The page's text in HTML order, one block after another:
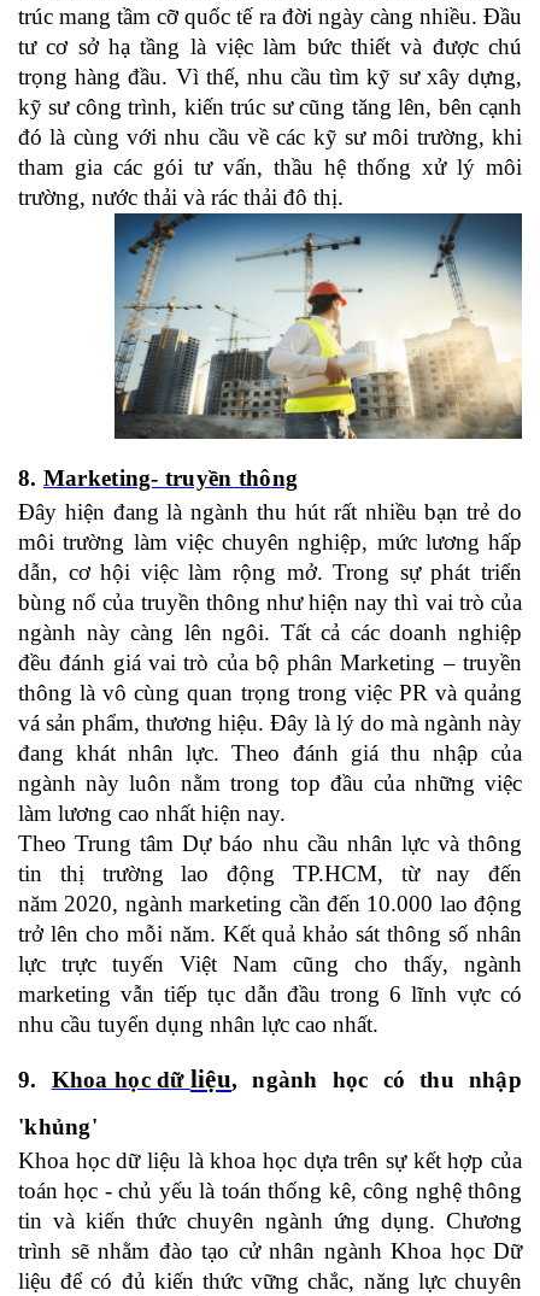
trúc mang tầm cỡ quốc tế ra đời ngày càng nhiều. Đầu
tư cơ sở hạ tầng là việc làm bức thiết và được chú
trọng hàng đầu. Vì thế, nhu cầu tìm kỹ sư xây dựng,
kỹ sư công trình, kiến trúc sư cũng tăng lên, bên cạnh
đó là cùng với nhu cầu về các kỹ sư môi trường, khi
tham gia các gói tư vấn, thầu hệ thống xử lý môi
trường, nước thải và rác thải đô thị.
8. Marketing- truyền thông
Đây hiện đang là ngành thu hút rất nhiều bạn trẻ do
môi trường làm việc chuyên nghiệp, mức lương hấp
dẫn, cơ hội việc làm rộng mở. Trong sự phát triển
bùng nổ của truyền thông như hiện nay thì vai trò của
ngành này càng lên ngôi. Tất cả các doanh nghiệp
đều đánh giá vai trò của bộ phân Marketing – truyền
thông là vô cùng quan trọng trong việc PR và quảng
vá sản phẩm, thương hiệu. Đây là lý do mà ngành này
đang khát nhân lực. Theo đánh giá thu nhập của
ngành này luôn nằm trong top đầu của những việc
làm lương cao nhất hiện nay.
Theo Trung tâm Dự báo nhu cầu nhân lực và thông
tin thị trường lao động TP.HCM, từ nay đến
năm 2020, ngành marketing cần đến 10.000 lao động
trở lên cho mỗi năm. Kết quả khảo sát thông số nhân
lực trực tuyến Việt Nam cũng cho thấy, ngành
marketing vẫn tiếp tục dẫn đầu trong 6 lĩnh vực có
nhu cầu tuyển dụng nhân lực cao nhất.
9. Khoa học dữ liệu, ngành học có thu nhập
'khủng'
Khoa học dữ liệu là khoa học dựa trên sự kết hợp của
toán học - chủ yếu là toán thống kê, công nghệ thông
tin và kiến thức chuyên ngành ứng dụng. Chương
trình sẽ nhằm đào tạo cử nhân ngành Khoa học Dữ
liệu để có đủ kiến thức vững chắc, năng lực chuyên